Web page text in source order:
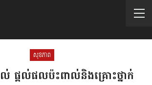
សុខភាព
ផ្តល់ផលប៉ះពាល់និងគ្រោះថ្នាក់